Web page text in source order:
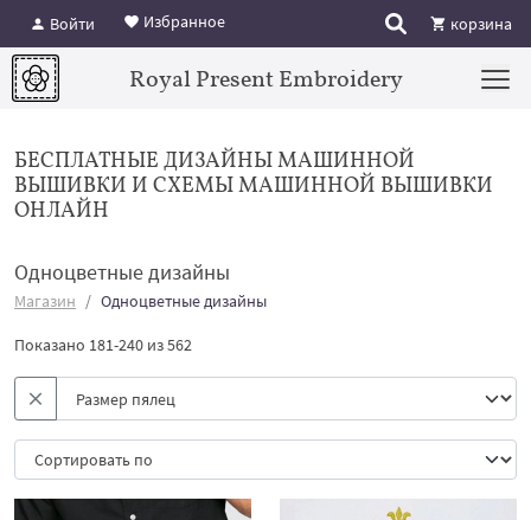
Войти Избранное корзина
Royal Present Embroidery
БЕСПЛАТНЫЕ ДИЗАЙНЫ МАШИННОЙ
ВЫШИВКИ И СХЕМЫ МАШИННОЙ ВЫШИВКИ
ОНЛАЙН
Одноцветные дизайны
Магазин Одноцветные дизайны
Показано 181-240 из 562